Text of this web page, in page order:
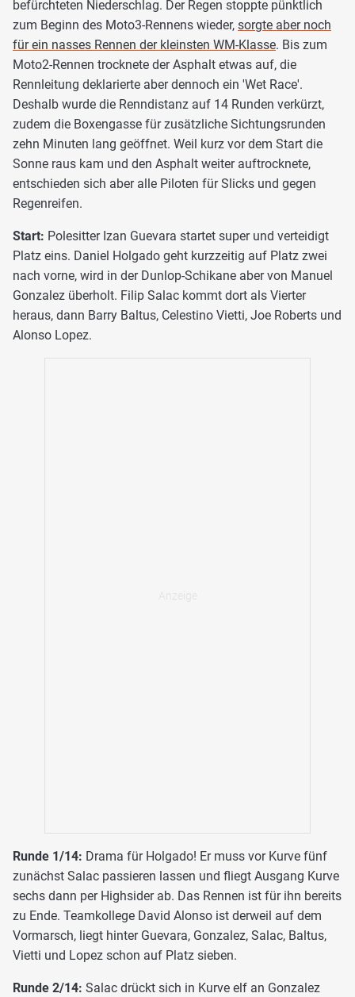
befürchteten Niederschlag. Der Regen stoppte pünktlich
zum Beginn des Moto3-Rennens wieder, sorgte aber noch
für ein nasses Rennen der kleinsten WM-Klasse. Bis zum
Moto2-Rennen trocknete der Asphalt etwas auf, die
Rennleitung deklarierte aber dennoch ein 'Wet Race'.
Deshalb wurde die Renndistanz auf 14 Runden verkürzt,
zudem die Boxengasse für zusätzliche Sichtungsrunden
zehn Minuten lang geöffnet. Weil kurz vor dem Start die
Sonne raus kam und den Asphalt weiter auftrocknete,
entschieden sich aber alle Piloten für Slicks und gegen
Regenreifen.
Start: Polesitter Izan Guevara startet super und verteidigt
Platz eins. Daniel Holgado geht kurzzeitig auf Platz zwei
nach vorne, wird in der Dunlop-Schikane aber von Manuel
Gonzalez überholt. Filip Salac kommt dort als Vierter
heraus, dann Barry Baltus, Celestino Vietti, Joe Roberts und
Alonso Lopez.
Runde 1/14: Drama für Holgado! Er muss vor Kurve fünf
zunächst Salac passieren lassen und fliegt Ausgang Kurve
sechs dann per Highsider ab. Das Rennen ist für ihn bereits
zu Ende. Teamkollege David Alonso ist derweil auf dem
Vormarsch, liegt hinter Guevara, Gonzalez, Salac, Baltus,
Vietti und Lopez schon auf Platz sieben.
Runde 2/14: Salac drückt sich in Kurve elf an Gonzalez